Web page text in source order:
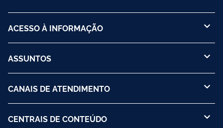
ACESSO À INFORMAÇÃO
ASSUNTOS
CANAIS DE ATENDIMENTO
CENTRAIS DE CONTEÚDO